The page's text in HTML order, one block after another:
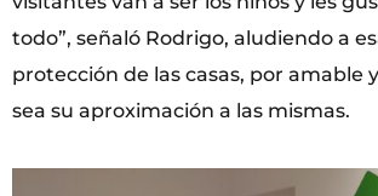
todo”, señaló Rodrigo, aludiendo a
protección de las casas, por amable
sea su aproximación a las mismas.